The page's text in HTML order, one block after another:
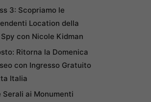
3: Scopriamo le
Location della
con Nicole Kidman
Ritorna la Domenica
con Ingresso Gratuito
Italia
Serali ai Monumenti